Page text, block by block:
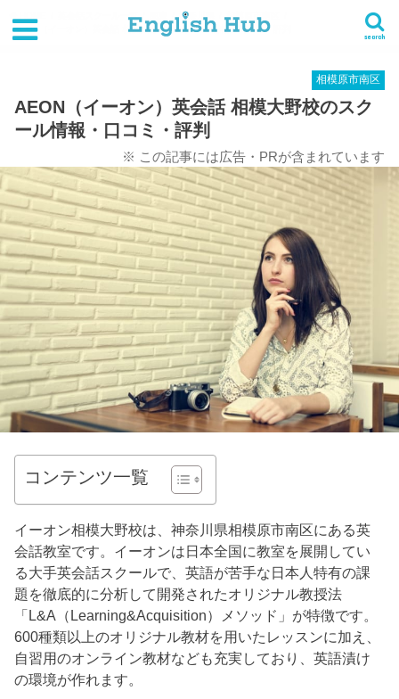
search
英会話スクール一覧 神奈川県
相模原市南区
AEON（イーオン）英会話 相模大野校のスクール情報・口コミ・評判
相模原市南区
AEON（イーオン）英会話 相模大野校のスク
ール情報・口コミ・評判
※ この記事には広告・PRが含まれています
コンテンツ一覧
イーオン相模大野校は、神奈川県相模原市南区にある英
会話教室です。イーオンは日本全国に教室を展開してい
る大手英会話スクールで、英語が苦手な日本人特有の課
題を徹底的に分析して開発されたオリジナル教授法
「L&A（Learning&Acquisition）メソッド」が特徴です。
600種類以上のオリジナル教材を用いたレッスンに加え、
自習用のオンライン教材なども充実しており、英語漬け
の環境が作れます。